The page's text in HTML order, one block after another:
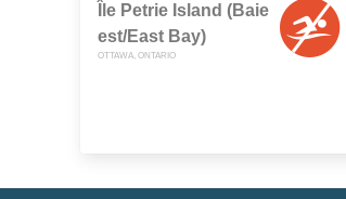
Île Petrie Island (Baie
est/East Bay)
OTTAWA, ONTARIO